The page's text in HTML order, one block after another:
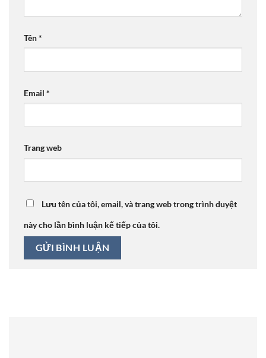
Tên*
Email *
Trang web
Lưu tên của tôi, email, và trang web trong trình duyệt
này cho lần bình luận kế tiếp của tôi.